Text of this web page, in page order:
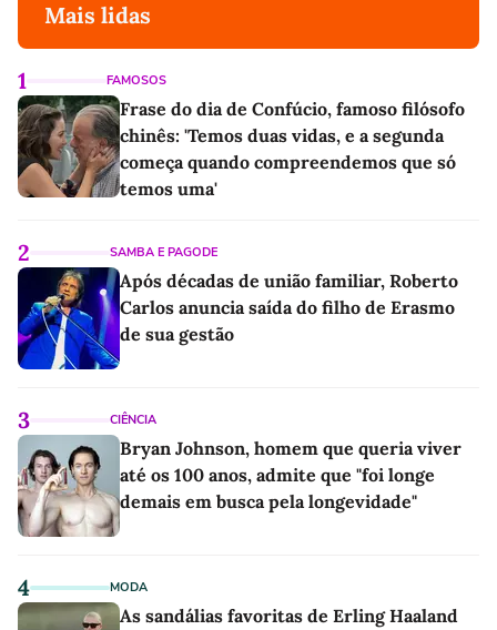
Mais lidas
1 FAMOSOS
Frase do dia de Confúcio, famoso filósofo
chinês: 'Temos duas vidas, e a segunda
começa quando compreendemos que só
temos uma'
2 SAMBA E PAGODE
Após décadas de união familiar, Roberto
Carlos anuncia saída do filho de Erasmo
de sua gestão
3 CIÊNCIA
Bryan Johnson, homem que queria viver
até os 100 anos, admite que "foi longe
demais em busca pela longevidade"
4 MODA
As sandálias favoritas de Erling Haaland